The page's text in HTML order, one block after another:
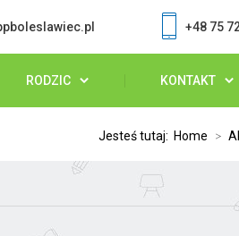
+48 75
RODZIC KONTAKT
Jesteś tutaj: Home >